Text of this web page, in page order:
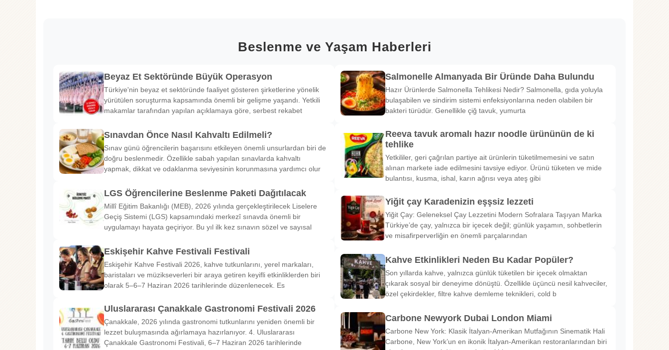
Beslenme ve Yaşam Haberleri
Beyaz Et Sektöründe Büyük Operasyon
Türkiye'nin beyaz et sektöründe faaliyet gösteren şirketlerine yönelik
yürütülen soruşturma kapsamında önemli bir gelişme yaşandı. Yetkili
makamlar tarafından yapılan açıklamaya göre, serbest rekabet
Sınavdan Önce Nasıl Kahvaltı Edilmeli?
Sınav günü öğrencilerin başarısını etkileyen önemli unsurlardan biri de
doğru beslenmedir. Özellikle sabah yapılan sınavlarda kahvaltı
yapmak, dikkat ve odaklanma seviyesinin korunmasına yardımcı olur
LGS Öğrencilerine Beslenme Paketi Dağıtılacak
Millî Eğitim Bakanlığı (MEB), 2026 yılında gerçekleştirilecek Liselere
Geçiş Sistemi (LGS) kapsamındaki merkezî sınavda önemli bir
uygulamayı hayata geçiriyor. Bu yıl ilk kez sınavın sözel ve sayısal
Eskişehir Kahve Festivali Festivali
Eskişehir Kahve Festivali 2026, kahve tutkunlarını, yerel markaları,
baristaları ve müzikseverleri bir araya getiren keyifli etkinliklerden biri
olarak 5–6–7 Haziran 2026 tarihlerinde düzenlenecek. Es
Uluslararası Çanakkale Gastronomi Festivali 2026
Çanakkale, 2026 yılında gastronomi tutkunlarını yeniden önemli bir
lezzet buluşmasında ağırlamaya hazırlanıyor. 4. Uluslararası
Çanakkale Gastronomi Festivali, 6–7 Haziran 2026 tarihlerinde
Salmonelle Almanyada Bir Üründe Daha Bulundu
Hazır Ürünlerde Salmonella Tehlikesi Nedir? Salmonella, gıda yoluyla
bulaşabilen ve sindirim sistemi enfeksiyonlarına neden olabilen bir
bakteri türüdür. Genellikle çiğ tavuk, yumurta
Reeva tavuk aromalı hazır noodle ürününün de ki
tehlike
Yetkililer, geri çağrılan partiye ait ürünlerin tüketilmemesini ve satın
alınan markete iade edilmesini tavsiye ediyor. Ürünü tüketen ve mide
bulantısı, kusma, ishal, karın ağrısı veya ateş gibi
Yiğit çay Karadenizin eşşsiz lezzeti
Yiğit Çay: Geleneksel Çay Lezzetini Modern Sofralara Taşıyan Marka
Türkiye’de çay, yalnızca bir içecek değil; günlük yaşamın, sohbetlerin
ve misafirperverliğin en önemli parçalarından
Kahve Etkinlikleri Neden Bu Kadar Popüler?
Son yıllarda kahve, yalnızca günlük tüketilen bir içecek olmaktan
çıkarak sosyal bir deneyime dönüştü. Özellikle üçüncü nesil kahveciler,
özel çekirdekler, filtre kahve demleme teknikleri, cold b
Carbone Newyork Dubai London Miami
Carbone New York: Klasik İtalyan-Amerikan Mutfağının Sinematik Hali
Carbone, New York’un en ikonik İtalyan-Amerikan restoranlarından biri